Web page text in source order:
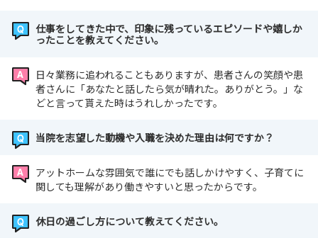
仕事をしてきた中で、印象に残っているエピソードや嬉しか
ったことを教えてください。
日々業務に追われることもありますが、患者さんの笑顔や患
者さんに「あなたと話したら気が晴れた。ありがとう。」な
どと言って貰えた時はうれしかったです。
当院を志望した動機や入職を決めた理由は何ですか？
アットホームな雰囲気で誰にでも話しかけやすく、子育てに
関しても理解があり働きやすいと思ったからです。
休日の過ごし方について教えてください。